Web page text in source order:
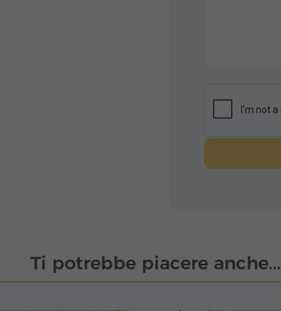
Ti potrebbe piacere anche...